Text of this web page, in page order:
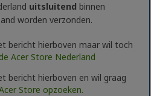
2
uitsluitend binnen
worden verzonden.
bericht hierboven maar wil toch
Acer Store Nederland
bericht hierboven en wil graag
Store opzoeken.